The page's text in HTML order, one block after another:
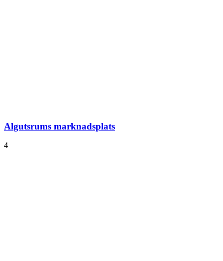
Algutsrums marknadsplats
4